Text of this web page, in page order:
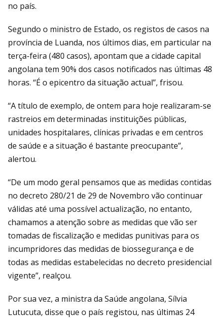
no país.
Segundo o ministro de Estado, os registos de casos na
província de Luanda, nos últimos dias, em particular na
terça-feira (480 casos), apontam que a cidade capital
angolana tem 90% dos casos notificados nas últimas 48
horas. “É o epicentro da situação actual”, frisou.
“A título de exemplo, de ontem para hoje realizaram-se
rastreios em determinadas instituições públicas,
unidades hospitalares, clínicas privadas e em centros
de saúde e a situação é bastante preocupante”,
alertou.
“De um modo geral pensamos que as medidas contidas
no decreto 280/21 de 29 de Novembro vão continuar
válidas até uma possível actualização, no entanto,
chamamos a atenção sobre as medidas que vão ser
tomadas de fiscalização e medidas punitivas para os
incumpridores das medidas de biossegurança e de
todas as medidas estabelecidas no decreto presidencial
vigente”, realçou.
Por sua vez, a ministra da Saúde angolana, Sílvia
Lutucuta, disse que o país registou, nas últimas 24